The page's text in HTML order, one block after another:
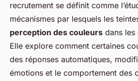
recrutement se définit comme
mécanismes par lesquels les
perception des couleurs dans les
Elle explore comment certaines
des réponses automatiques,
émotions et le comportement des